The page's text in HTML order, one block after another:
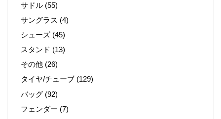
サドル (55)
サングラス (4)
シューズ (45)
スタンド (13)
その他 (26)
タイヤ/チューブ (129)
バッグ (92)
フェンダー (7)